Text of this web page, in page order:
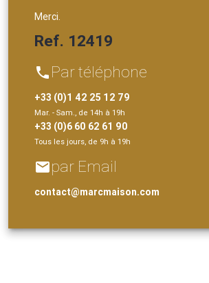
Merci.
Ref. 12419
phone Par téléphone
+33 (0)1 42 25 12 79
Mar. - Sam., de 14h à 19h
+33 (0)6 60 62 61 90
Tous les jours, de 9h à 19h
emailpar Email
contact@marcmaison.com